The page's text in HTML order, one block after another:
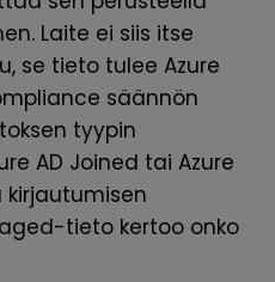
Laite ei siis itse
se tieto tulee Azure
säännön
tyypin
AD Joined tai Azure
kirjautumisen
tieto kertoo onko